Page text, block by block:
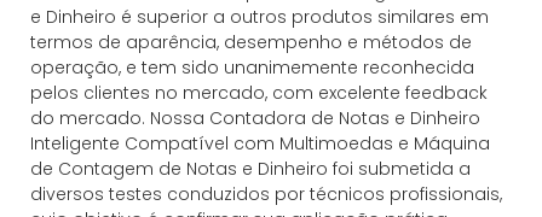
e Dinheiro é superior a outros produtos similares em
termos de aparência, desempenho e métodos de
operação, e tem sido unanimemente reconhecida
pelos clientes no mercado, com excelente feedback
do mercado. Nossa Contadora de Notas e Dinheiro
Inteligente Compatível com Multimoedas e Máquina
de Contagem de Notas e Dinheiro foi submetida a
diversos testes conduzidos por técnicos profissionais,